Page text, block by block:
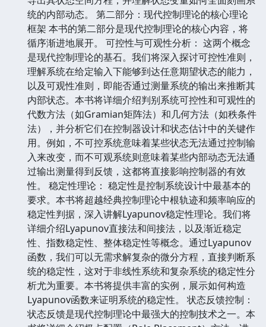
统的内部动态。 第二部分：现代控制理论的核心理论
框架 本书的第二部分是现代控制理论的核心内容，将
循序渐进地展开。 可控性与可观性分析： 这两个概念
是现代控制理论的基石。我们将深入探讨可控性准则，
理解系统在给定输入下能够到达任意期望状态的能力，
以及可观性准则，即能否通过测量系统的输出来推断其
内部状态。本书将详细介绍判别系统可控性和可观性的
代数方法（如Gramian矩阵法）和几何方法（如秩条件
法），并分析它们在控制器设计和状态估计中的关键作
用。例如，不可控系统意味着某些状态无法通过控制输
入来改变，而不可观系统则意味着某些内部动态无法通
过输出测量得到反馈，这都将直接影响控制器的有效
性。 稳定性理论： 稳定性是控制系统设计中最基本的
要求。本书将超越经典控制理论中根轨迹和频率响应的
稳定性判据，深入讲解Lyapunov稳定性理论。我们将
详细介绍Lyapunov直接法和间接法，以及渐近稳定
性、指数稳定性、整体稳定性等概念。通过Lyapunov
函数，我们可以无需求解复杂的微分方程，直接判断系
统的稳定性，这对于非线性系统和复杂系统的稳定性分
析尤为重要。本书将提供丰富的实例，展示如何构造
Lyapunov函数来证明系统的稳定性。 状态反馈控制：
状态反馈是现代控制理论中最强大的控制技术之一。本